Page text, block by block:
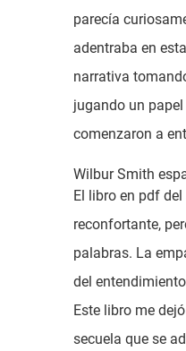
parecía
adentraba en
narrativa
jugando un
comenzaron a
Wilbur Smith
El libro en pdf
reconfortante,
palabras. La
del
Este libro me
secuela que se